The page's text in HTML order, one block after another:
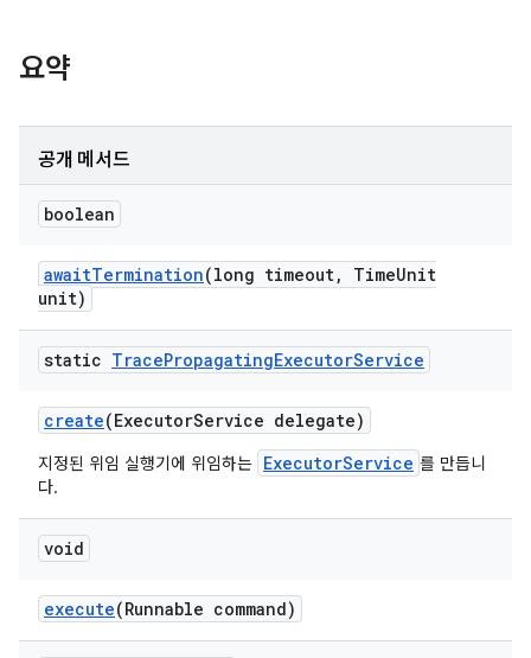
요약
공개 메서드
boolean
awaitTermination(long timeout, TimeUnit
unit)
static TracePropagatingExecutorService
create(ExecutorService delegate)
지정된 위임 실행기에 위임하는 ExecutorService 를 만듭니
다.
void
execute(Runnable command)